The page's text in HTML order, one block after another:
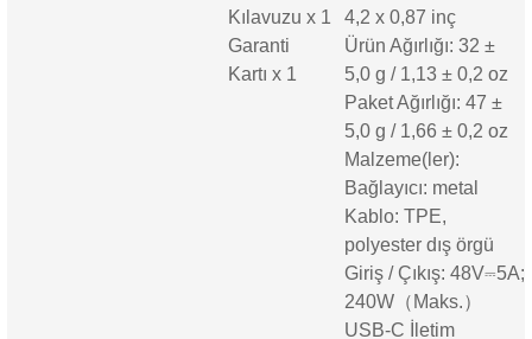
Kılavuzu x 1
Garanti
Kartı x 1
4,2 x 0,87 inç
Ürün Ağırlığı: 32 ±
5,0 g / 1,13 ± 0,2 oz
Paket Ağırlığı: 47 ±
5,0 g / 1,66 ± 0,2 oz
Malzeme(ler):
Bağlayıcı: metal
Kablo: TPE,
polyester dış örgü
Giriş / Çıkış: 48V⎓5A;
240W（Maks.）
USB-C İletim